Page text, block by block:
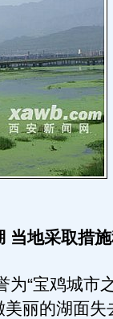
当地采取措
“宝鸡城市
丽的湖面失